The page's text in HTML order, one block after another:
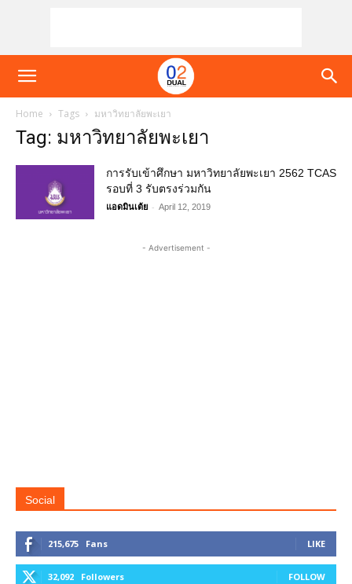
Home Tags มหาวิทยาลัยพะเยา
Tag: มหาวิทยาลัยพะเยา
การรับเข้าศึกษา มหาวิทยาลัยพะเยา 2562 TCAS
รอบที่ 3 รับตรงร่วมกัน
แอดมินเต้ย - April 12, 2019
- Advertisement -
Social
215,675 Fans LIKE
32,092 Followers FOLLOW